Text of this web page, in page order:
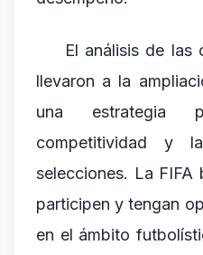
El análisis de las
llevaron a la
una estrategia
competitividad y
selecciones. La FIFA
participen y tengan
en el ámbito